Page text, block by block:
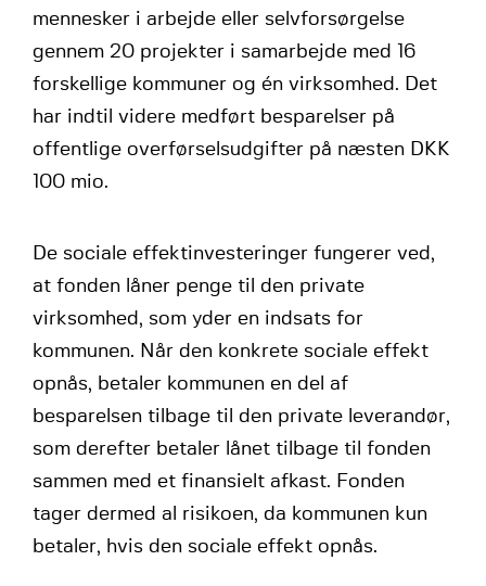
mennesker i arbejde eller selvforsørgelse
gennem 20 projekter i samarbejde med 16
forskellige kommuner og én virksomhed. Det
har indtil videre medført besparelser på
offentlige overførselsudgifter på næsten DKK
100 mio.
De sociale effektinvesteringer fungerer ved,
at fonden låner penge til den private
virksomhed, som yder en indsats for
kommunen. Når den konkrete sociale effekt
opnås, betaler kommunen en del af
besparelsen tilbage til den private leverandør,
som derefter betaler lånet tilbage til fonden
sammen med et finansielt afkast. Fonden
tager dermed al risikoen, da kommunen kun
betaler, hvis den sociale effekt opnås.